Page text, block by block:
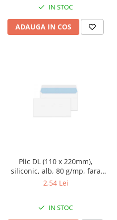
IN STOC
ADAUGA IN COS
Plic DL (110 x 220mm),
siliconic, alb, 80 g/mp, fara
fereastra, GPV 10buc/set
2,54 Lei
IN STOC